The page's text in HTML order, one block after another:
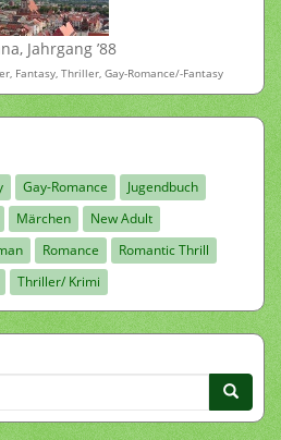
Jahrgang ’88
Fantasy, Thriller, Gay-Romance/-Fantasy
Gay-Romance
Jugendbuch
Märchen
New Adult
Romance
Romantic Thrill
Thriller/ Krimi